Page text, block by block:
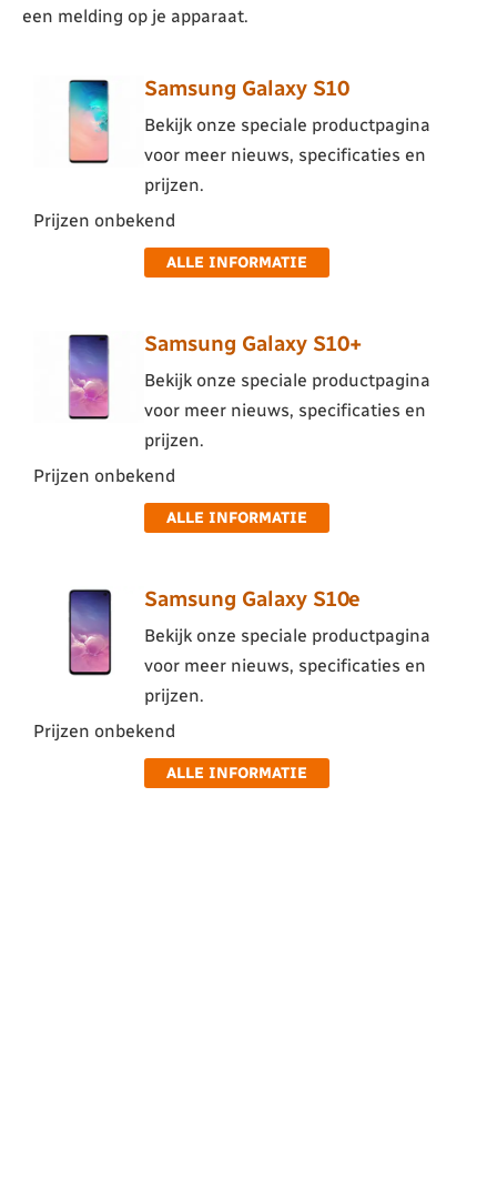
een melding op je apparaat.
Samsung Galaxy S10
Bekijk onze speciale productpagina
voor meer nieuws, specificaties en
prijzen.
Prijzen onbekend
ALLE INFORMATIE
Samsung Galaxy S10+
Bekijk onze speciale productpagina
voor meer nieuws, specificaties en
prijzen.
Prijzen onbekend
ALLE INFORMATIE
Samsung Galaxy S10e
Bekijk onze speciale productpagina
voor meer nieuws, specificaties en
prijzen.
Prijzen onbekend
ALLE INFORMATIE